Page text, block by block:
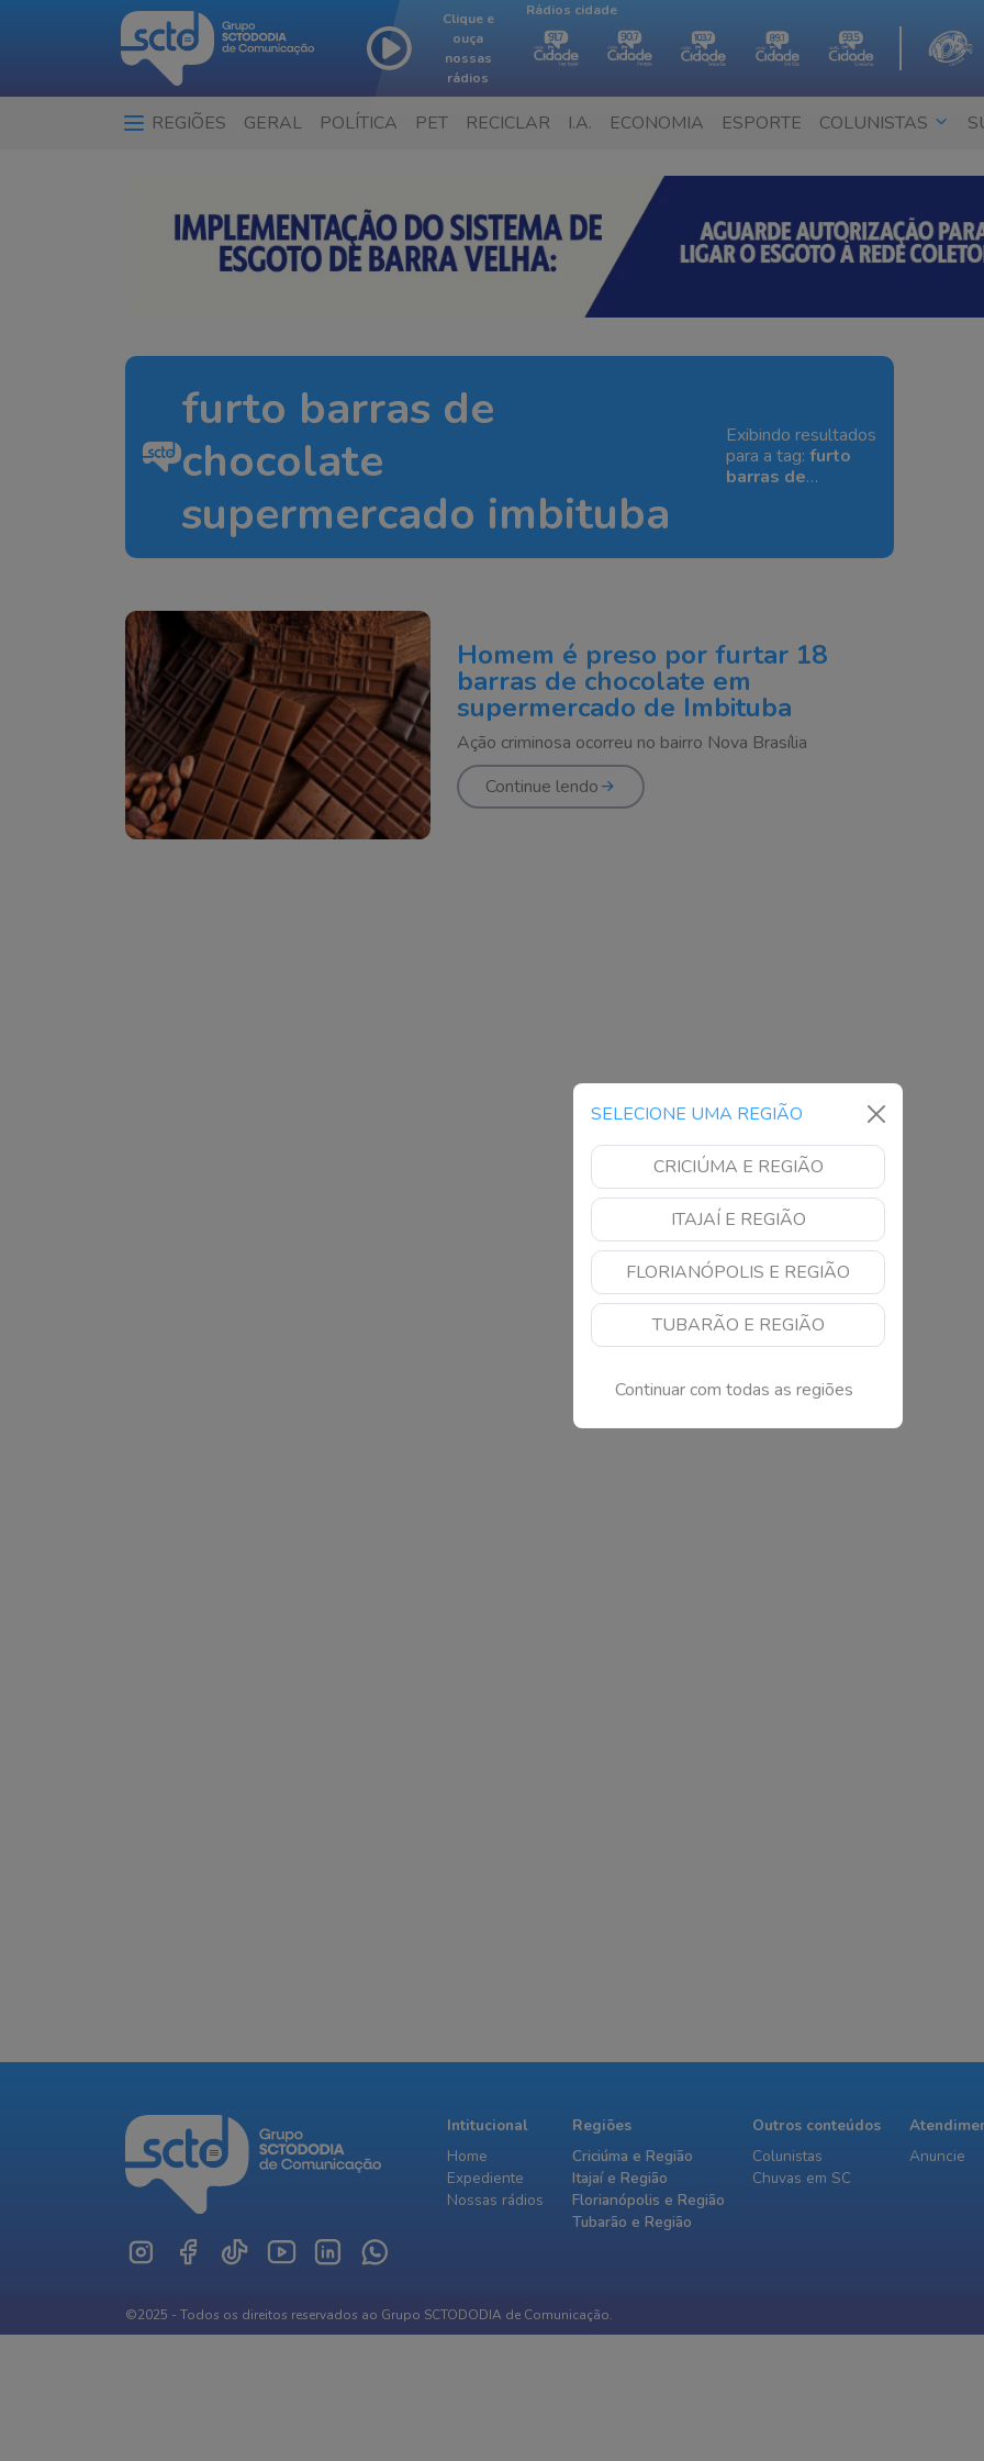
Clique e
ouça
nossas
rádios
Rádios cidade
REGIÕES GERAL POLÍTICA PET RECICLAR I.A. ECONOMIA ESPORTE COLUNISTAS
SELECIONE UMA REGIÃO
CRICIÚMA E REGIÃO
ITAJAÍ E REGIÃO
FLORIANÓPOLIS E REGIÃO
TUBARÃO E REGIÃO
Continuar com todas as regiões
furto barras de
chocolate
supermercado imbituba
Exibindo resultados
para a tag: furto
barras de
Homem é preso por furtar 18
barras de chocolate em
supermercado de Imbituba
Ação criminosa ocorreu no bairro Nova Brasília
Continue lendo
Intitucional
Home
Expediente
Nossas rádios
Regiões
Criciúma e Região
Itajaí e Região
Florianópolis e Região
Tubarão e Região
Outros conteúdos
Colunistas
Chuvas em SC
Anuncie
©2025 - Todos os direitos reservados ao Grupo SCTODODIA de Comunicação.